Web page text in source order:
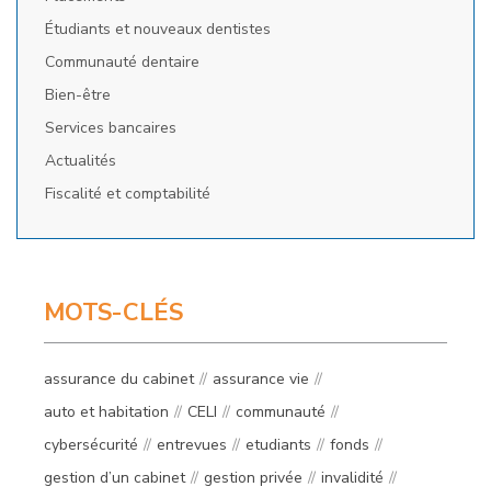
Étudiants et nouveaux dentistes
Communauté dentaire
Bien-être
Services bancaires
Actualités
Fiscalité et comptabilité
MOTS-CLÉS
assurance du cabinet
assurance vie
auto et habitation
CELI
communauté
cybersécurité
entrevues etudiants
fonds
gestion d’un cabinet
gestion privée
invalidité